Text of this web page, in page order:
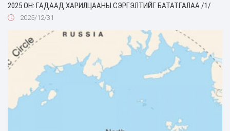
2025 ОН: ГАДААД ХАРИЛЦААНЫ СЭРГЭЛТИЙГ БАТАТГАЛАА /1/
2025/12/31